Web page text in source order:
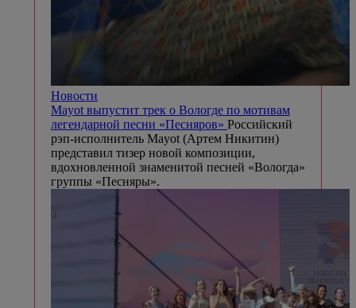
Новости
Mayot выпустит трек о Вологде по мотивам
легендарной песни «Песняров» Российский
рэп-исполнитель Mayot (Артем Никитин)
представил тизер новой композиции,
вдохновленной знаменитой песней «Вологда»
группы «Песняры».